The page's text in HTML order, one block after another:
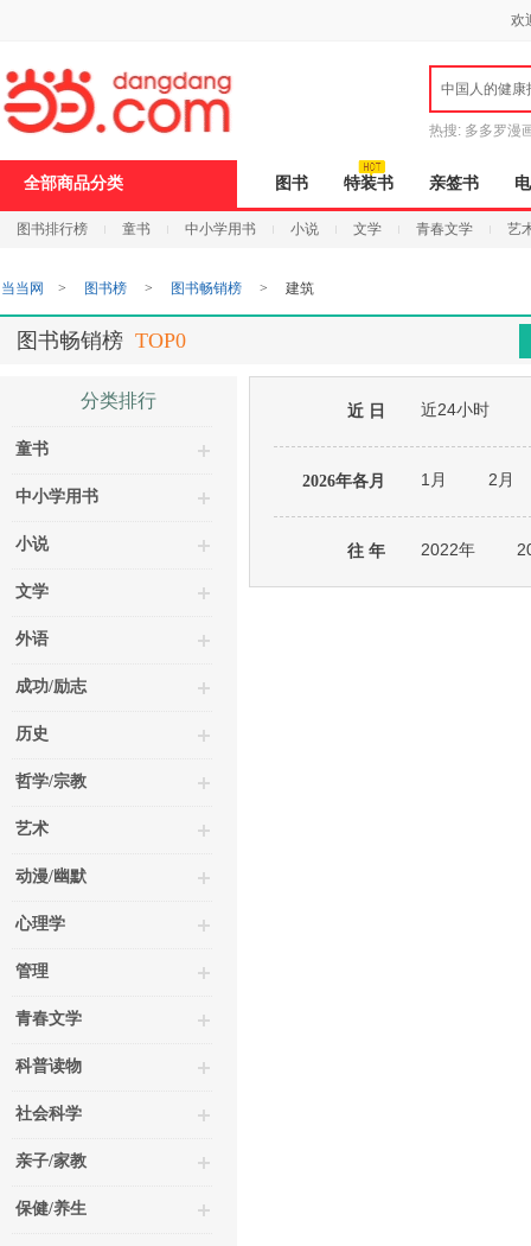
打
开
无
障
页
加
欢
中国人的健康
热搜: 多多罗漫
全部商品分类 图书 特装书 亲签书
图书排行榜 童书 中小学用书 小说 文学 青春文学 艺
当当网 > 图书榜 > 图书畅销榜 > 建筑
图书畅销榜 TOP0
分类排行
童书
中小学用书
小说
文学
外语
成功/励志
历史
哲学/宗教
艺术
动漫/幽默
心理学
管理
青春文学
科普读物
社会科学
亲子/家教
保健/养生
近 日 近24小时
2026年各月 1月 2月
往 年 2022年